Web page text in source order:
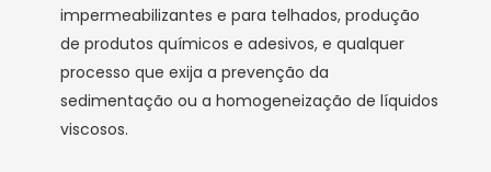
impermeabilizantes e para telhados, produção
de produtos químicos e adesivos, e qualquer
processo que exija a prevenção da
sedimentação ou a homogeneização de líquidos
viscosos.